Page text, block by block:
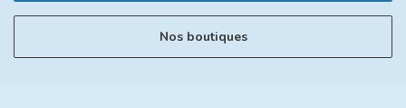
Nos boutiques